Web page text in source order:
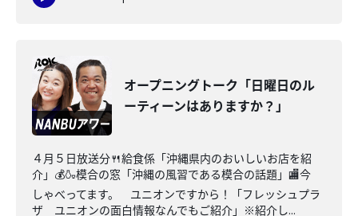
オープニングトーク「日曜日のル
ーティーンはありますか？」
４月５日放送分🍴給食係「沖縄県内のおいしいお店を紹
介」💰🍶模合の窓「沖縄の風習である模合の話題」🏬今
しゃべってます。 ユニオンですから！「フレッシュプラ
ザ ユニオンの面白情報なんでもご紹介」※紹介し...